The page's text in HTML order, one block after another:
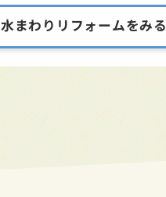
水まわりリフォームをみる